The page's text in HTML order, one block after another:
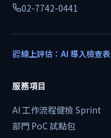
02-7742-0441
線上評估：AI 導入檢查表
服務項目
AI 工作流程健檢 Sprint
部門 PoC 試點包